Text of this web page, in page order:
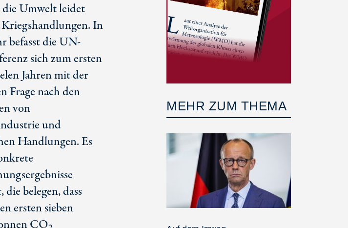
Umwelt leidet
In
befasst die UN-
sich zum ersten
Jahren mit der
Frage nach den
von
und
Handlungen. Es
belegen, dass
ersten sieben
MEHR ZUM THEMA